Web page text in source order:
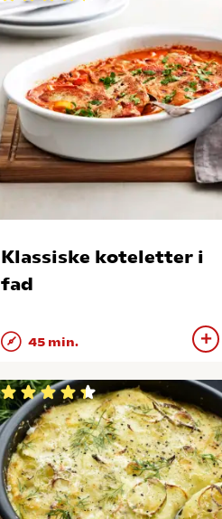
Klassiske koteletter i
fad
45 min.